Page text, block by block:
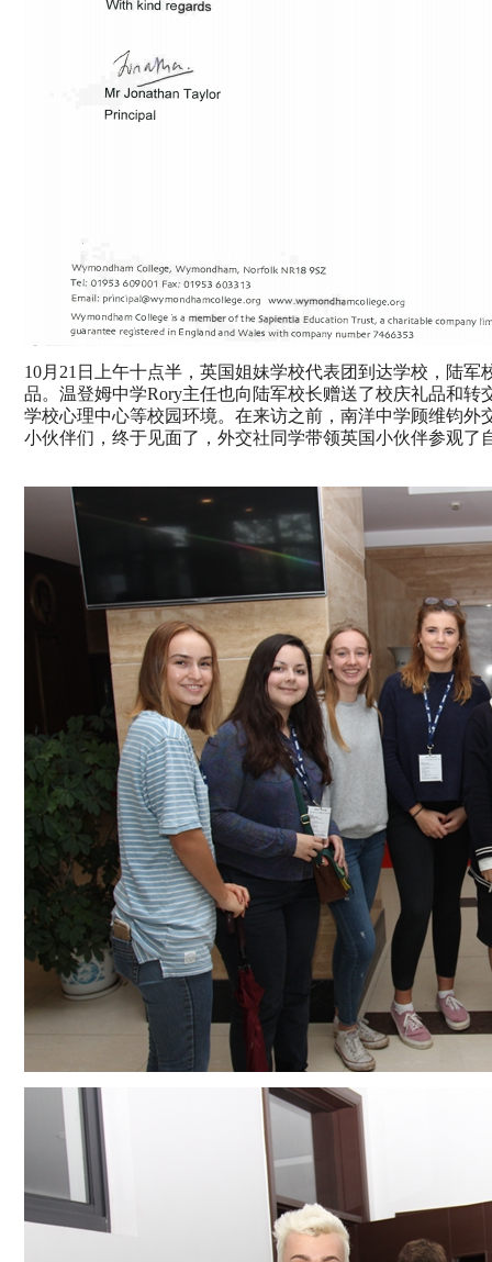
10月 21 日上午十点半，英国姐妹学校代表团到达学校，陆
品。温登姆中学Rory主任也向陆军校长赠送了校庆礼品和转
学校心理中心等校园环境。在来访之前，南洋中学顾维钧
小伙伴们，终于见面了，外交社同学带领英国小伙伴参观